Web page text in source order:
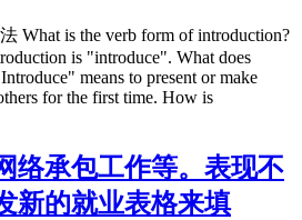
What is the verb form of introduction?
is "introduce". What does
means to present or make
for the first time. How is
络承包工作等。表现不
新的就业表格来填